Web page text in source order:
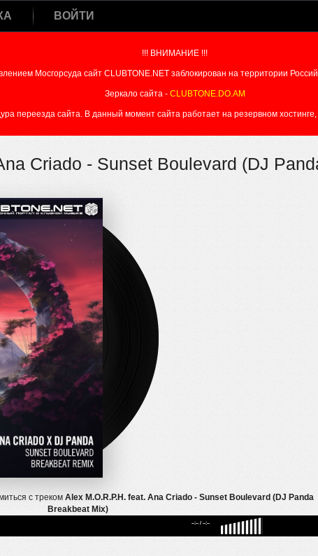
ВОЙТИ
!!! ВНИМАНИЕ !!!
Мосгорсуда сайт CLUBTONE.NET заблокирован на территории
Зеркало сайта - CLUBTONE.DO.AM
переезда сайта. В данный момент сайта работает на резервном хостинге,
Criado - Sunset Boulevard (DJ
с треком Alex M.O.R.P.H. feat. Ana Criado - Sunset Boulevard (DJ Panda
Breakbeat Mix)
--:-- / --:--